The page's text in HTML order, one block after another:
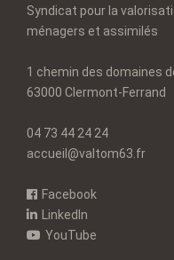
Syndicat pour la
ménagers et assimilés
1 chemin des domaines
63000 Clermont-Ferrand
04 73 44 24 24
accueil@valtom63.fr
Facebook
LinkedIn
YouTube